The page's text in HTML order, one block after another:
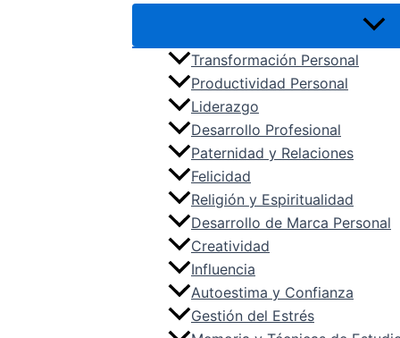
Transformación Personal
Productividad Personal
Liderazgo
Desarrollo Profesional
Paternidad y Relaciones
Felicidad
Religión y Espiritualidad
Desarrollo de Marca Personal
Creatividad
Influencia
Autoestima y Confianza
Gestión del Estrés